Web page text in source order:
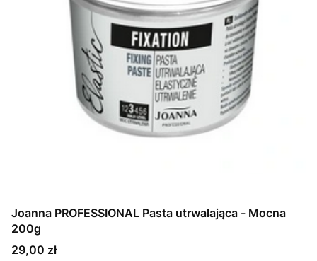
Joanna PROFESSIONAL Pasta utrwalająca - Mocna
200g
Cena
29,00 zł